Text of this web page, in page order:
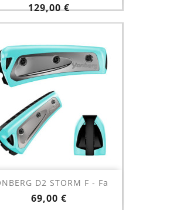
Prix
129,00 €
D2 STORM F - Fa
Prix
69,00 €